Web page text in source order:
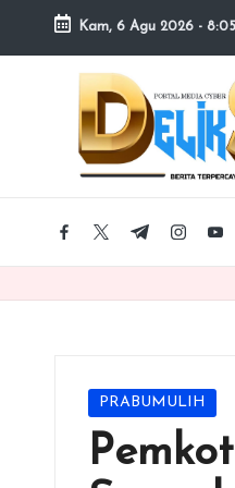
Skip
Kam, 6 Agu 2026 -
facebook.com
twitter.com
t.me
Posted
PRABUMULIH